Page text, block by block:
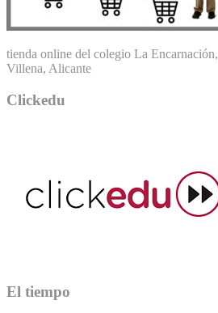
tienda online del colegio La Encarnación,
Villena, Alicante
Clickedu
El tiempo